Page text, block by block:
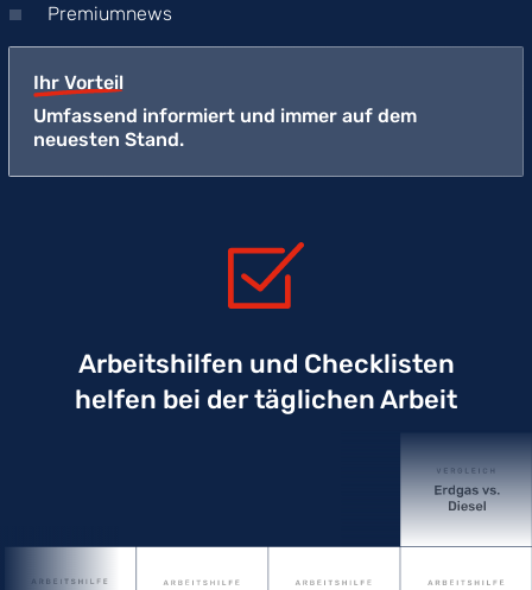
Premiumnews
Ihr Vorteil
Umfassend informiert und immer auf dem
neuesten Stand.
Arbeitshilfen und Checklisten
helfen bei der täglichen Arbeit